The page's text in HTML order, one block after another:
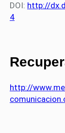
DOI: http://
4
http://